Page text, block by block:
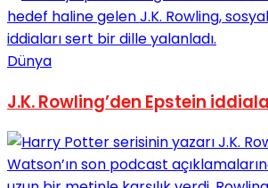
Dünya
J.K. Rowling’den Epstein